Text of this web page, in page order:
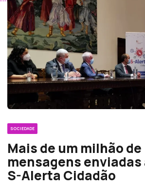
SOCIEDADE
Mais de um milhão de
mensagens
S-Alerta Cidadão